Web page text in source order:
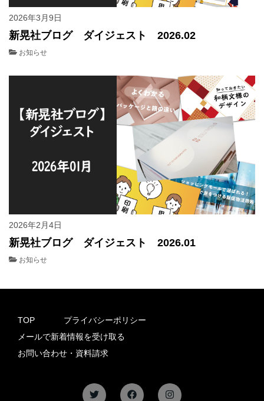
2026年3月9日
新晃社ブログ ダイジェスト 2026.02
お知らせ
2026年2月4日
新晃社ブログ ダイジェスト 2026.01
お知らせ
TOP
プライバシーポリシー
メールで新着情報を受け取る
お問い合わせ・資料請求